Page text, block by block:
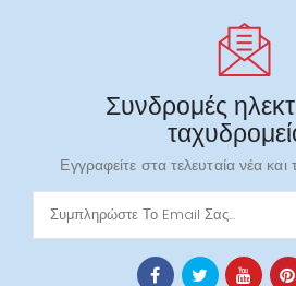
Συνδρομές
Εγγραφείτε στα τελευταία νέα